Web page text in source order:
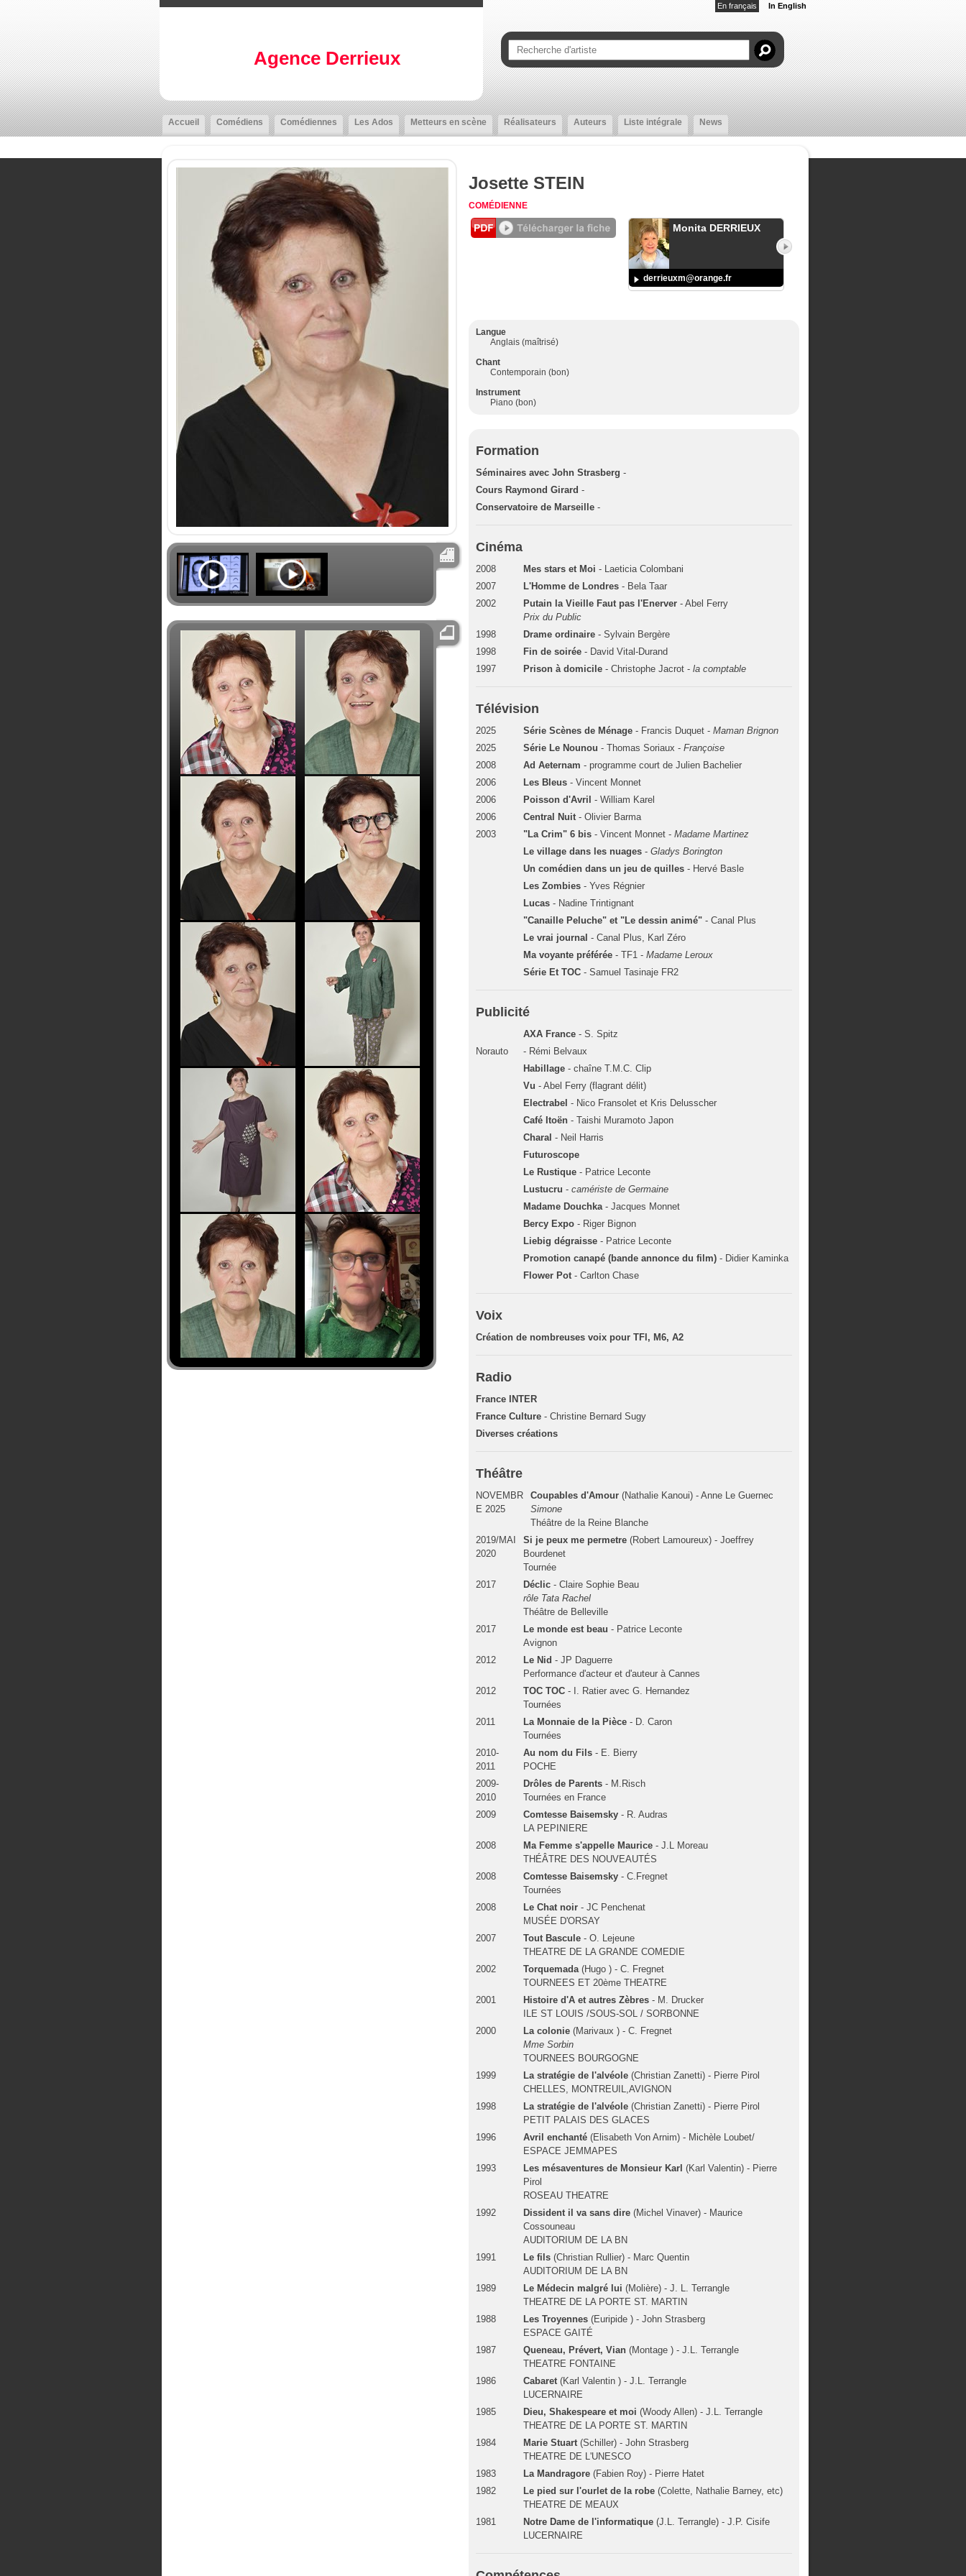
Agence Derrieux
En français In English
Accueil Comédiens Comédiennes Les Ados Metteurs en scène Réalisateurs Auteurs Liste intégrale News
Josette STEIN
COMÉDIENNE
Monita DERRIEUX
derrieuxm@orange.fr
Langue
Anglais (maîtrisé)
Chant
Contemporain (bon)
Instrument
Piano (bon)
Formation
Séminaires avec John Strasberg -
Cours Raymond Girard -
Conservatoire de Marseille -
Cinéma
2008 Mes stars et Moi - Laeticia Colombani
2007
L'Homme de Londres - Bela Taar
2002
Putain la Vieille Faut pas l'Enerver - Abel Ferry
Prix du Public
1998
Drame ordinaire - Sylvain Bergère
1998
Fin de soirée - David Vital-Durand
1997
Prison à domicile - Christophe Jacrot -la comptable
Télévision
2025 Série Scènes de Ménage - Francis Duquet -Maman Brignon
2025
Série Le Nounou - Thomas Soriaux -Françoise
2008
Ad Aeternam - programme court de Julien Bachelier
2006
Les Bleus - Vincent Monnet
2006
Poisson d'Avril - William Karel
2006
Central Nuit- Olivier Barma
2003
"La Crim" 6 bis- Vincent Monnet -Madame Martinez
Le village dans les nuages -Gladys Borington
Un comédien dans un jeu de quilles - Hervé Basle
Les Zombies - Yves Régnier
Lucas - Nadine Trintignant
"Canaille Peluche" et "Le dessin animé" - Canal Plus
Le vrai journal - Canal Plus, Karl Zéro
Ma voyante préférée - TF1 -Madame Leroux
Série Et TOC - Samuel Tasinaje FR2
Publicité
AXA France - S. Spitz
Norauto
- Rémi Belvaux
Habillage - chaîne T.M.C. Clip
Vu - Abel Ferry (flagrant délit)
Electrabel - Nico Fransolet et Kris Delusscher
Café Itoën - Taishi Muramoto Japon
Charal - Neil Harris
Futuroscope
Le Rustique - Patrice Leconte
Lustucru -camériste de Germaine
Madame Douchka- Jacques Monnet
Bercy Expo - Riger Bignon
Liebig dégraisse - Patrice Leconte
Promotion canapé (bande annonce du film)- Didier Kaminka
Flower Pot- Carlton Chase
Voix
Création de nombreuses voix pour TFl, M6, A2
Radio
France INTER
France Culture - Christine Bernard Sugy
Diverses créations
Théâtre
NOVEMBR
E 2025
Coupables d'Amour (Nathalie Kanoui) - Anne Le Guernec
Simone
Théâtre de la Reine Blanche
2019/MAI
2020
Si je peux me permetre (Robert Lamoureux) - Joeffrey
Bourdenet
Tournée
2017
Déclic - Claire Sophie Beau
rôle Tata Rachel
Théâtre de Belleville
2017
Le monde est beau- Patrice Leconte
Avignon
2012
Le Nid - JP Daguerre
Performance d'acteur et d'auteur à Cannes
2012
TOC TOC - I. Ratier avec G. Hernandez
Tournées
2011
La Monnaie de la Pièce - D. Caron
Tournées
2010-
2011
Au nom du Fils - E. Bierry
POCHE
2009-
2010
Drôles de Parents - M.Risch
Tournées en France
2009
Comtesse Baisemsky - R. Audras
LA PEPINIERE
2008
Ma Femme s'appelle Maurice - J.L Moreau
THÉÂTRE DES NOUVEAUTÉS
2008
Comtesse Baisemsky - C.Fregnet
Tournées
2008
Le Chat noir - JC Penchenat
MUSÉE D'ORSAY
2007
Tout Bascule - O. Lejeune
THEATRE DE LA GRANDE COMEDIE
2002
Torquemada(Hugo ) - C. Fregnet
TOURNEES ET 20ème THEATRE
2001
Histoire d'A et autres Zèbres - M. Drucker
ILE ST LOUIS /SOUS-SOL / SORBONNE
2000
La colonie (Marivaux ) - C. Fregnet
Mme Sorbin
TOURNEES BOURGOGNE
1999
La stratégie de l'alvéole (Christian Zanetti) - Pierre Pirol
CHELLES, MONTREUIL,AVIGNON
1998
La stratégie de l'alvéole (Christian Zanetti) - Pierre Pirol
PETIT PALAIS DES GLACES
1996
Avril enchanté (Elisabeth Von Arnim) - Michèle Loubet/
ESPACE JEMMAPES
1993
Les mésaventures de Monsieur Karl (Karl Valentin) - Pierre
Pirol
ROSEAU THEATRE
1992
Dissident il va sans dire (Michel Vinaver) - Maurice
Cossouneau
AUDITORIUM DE LA BN
1991
Le fils (Christian Rullier) - Marc Quentin
AUDITORIUM DE LA BN
1989
Le Médecin malgré lui (Molière) - J. L. Terrangle
THEATRE DE LA PORTE ST. MARTIN
1988
Les Troyennes (Euripide ) - John Strasberg
ESPACE GAITÉ
1987
Queneau, Prévert, Vian (Montage ) - J.L. Terrangle
THEATRE FONTAINE
1986
Cabaret(Karl Valentin ) - J.L. Terrangle
LUCERNAIRE
1985
Dieu, Shakespeare et moi (Woody Allen) - J.L. Terrangle
THEATRE DE LA PORTE ST. MARTIN
1984
Marie Stuart(Schiller) - John Strasberg
THEATRE DE L'UNESCO
1983
La Mandragore (Fabien Roy) - Pierre Hatet
1982
Le pied sur l'ourlet de la robe (Colette, Nathalie Barney, etc)
THEATRE DE MEAUX
1981
Notre Dame de l'informatique (J.L. Terrangle) - J.P. Cisife
LUCERNAIRE